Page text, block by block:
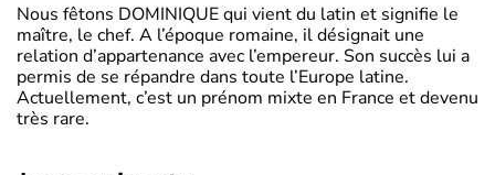
Nous fêtons DOMINIQUE qui vient du latin et signifie le
maître, le chef. A l’époque romaine, il désignait une
relation d’appartenance avec l’empereur. Son succès lui a
permis de se répandre dans toute l’Europe latine.
Actuellement, c’est un prénom mixte en France et devenu
très rare.